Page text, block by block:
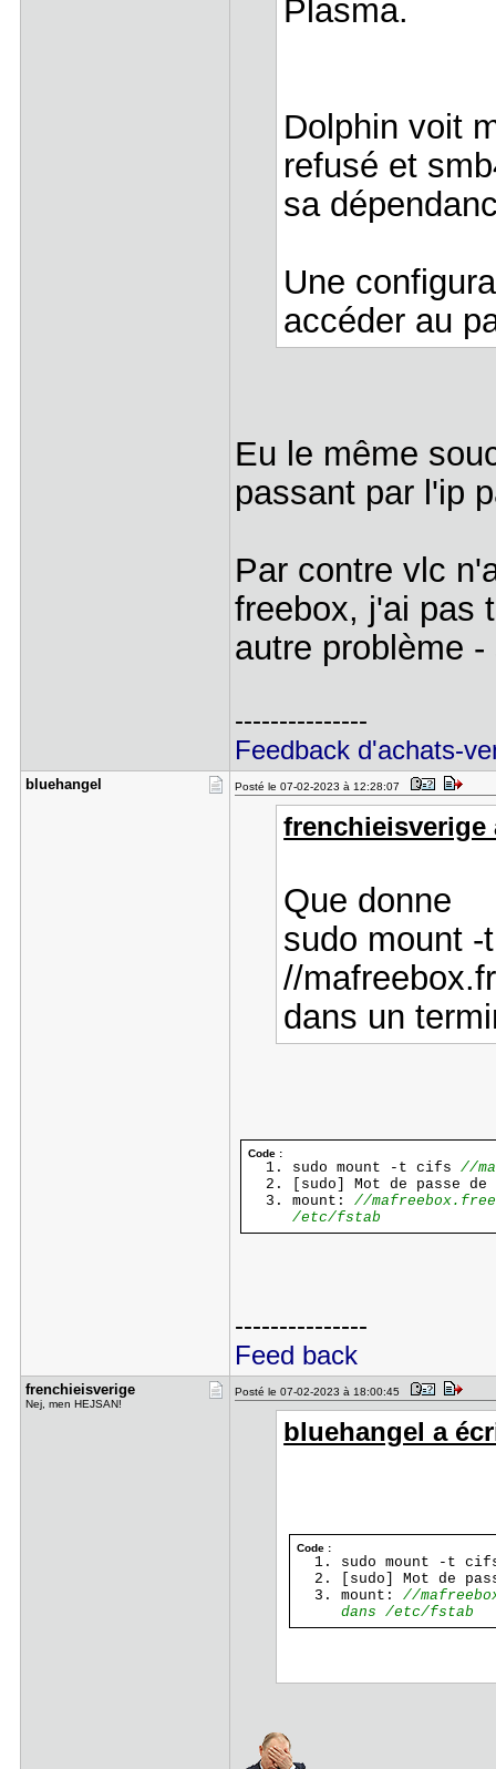
Plasma.
Dolphin voit
refusé et
sa
Une
accéder au
Eu le même
passant par l'ip
Par contre vlc
freebox, j'ai pas
autre problème
---------------
Feedback d'achats-
bluehangel Posté le 07-02-2023 à 12:28:07
frenchieisverige
Que donne
sudo mount -
//
dans un
Code :
sudo mount -t cifs //
[sudo] Mot de passe
mount: //
/etc/fstab
---------------
Feed back
frenchieis​verige
Nej, men HEJSAN!
Posté le 07-02-2023 à 18:00:45
bluehangel a
Code :
sudo mount -t
[sudo] Mot de
mount://
dans /etc/fstab